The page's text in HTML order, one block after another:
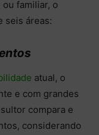
familiar, o
seis áreas:
atual, o
e com grandes
compara e
considerando